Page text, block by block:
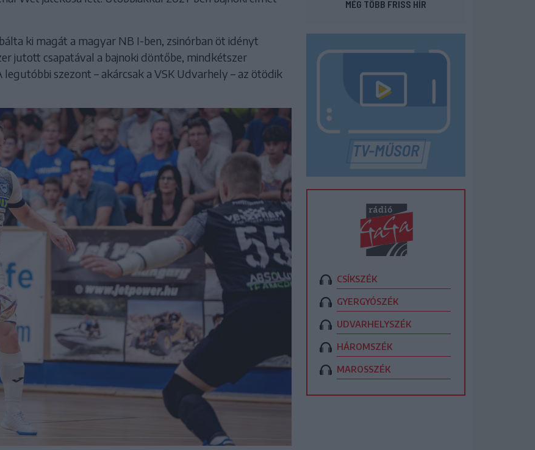
ki magát a magyar NB I-ben, zsinórban öt idényt
jutott csapatával a bajnoki döntőbe, mindkétszer
legutóbbi szezont – akárcsak a VSK Udvarhely – az ötödik
MÉG TÖBB FRISS HÍR
CSÍKSZÉK
GYERGYÓSZÉK
UDVARHELYSZÉK
HÁROMSZÉK
MAROSSZÉK